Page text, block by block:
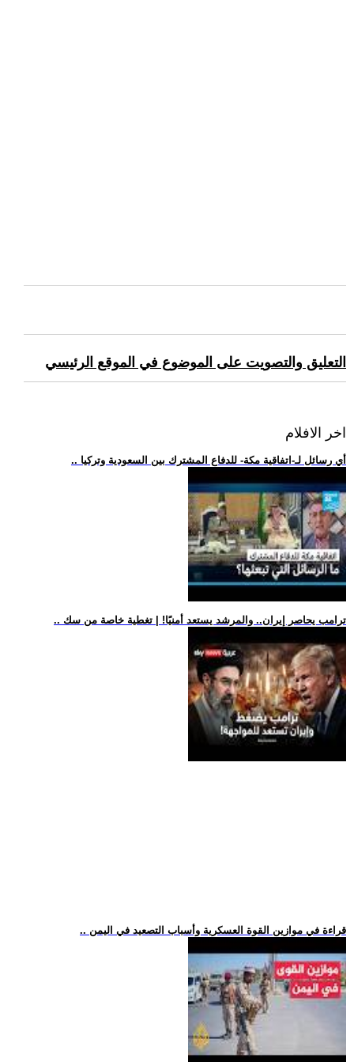
التعليق والتصويت على الموضوع في الموقع الرئيسي
اخر الافلام
.. أي رسائل لـ-اتفاقية مكة- للدفاع المشترك بين السعودية وتركيا
.. ترامب يحاصر إيران.. والمرشد يستعد أمنيًا! | تغطية خاصة من سك
.. قراءة في موازين القوة العسكرية وأسباب التصعيد في اليمن